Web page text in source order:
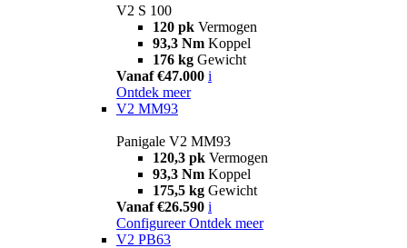
V2 S 100
120 pk Vermogen
93,3 Nm Koppel
176 kg Gewicht
Vanaf €47.000 i
Ontdek meer
V2 MM93
Panigale V2 MM93
120,3 pk Vermogen
93,3 Nm Koppel
175,5 kg Gewicht
Vanaf €26.590 i
Configureer Ontdek meer
V2 PB63